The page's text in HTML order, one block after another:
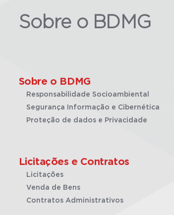
Sobre o BDMG
Sobre o BDMG
Responsabilidade Socioambiental
Segurança Informação e Cibernética
Proteção de dados e Privacidade
Licitações e Contratos
Licitações
Venda de Bens
Contratos Administrativos